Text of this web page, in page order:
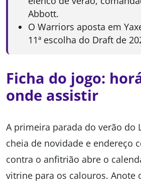
Abbott.
O Warriors aposta em
11ª escolha do Draft de
Ficha do jogo:
onde assistir
A primeira parada do verão do
cheia de novidade e endereço
contra o anfitrião abre o
vitrine para os calouros. Anote